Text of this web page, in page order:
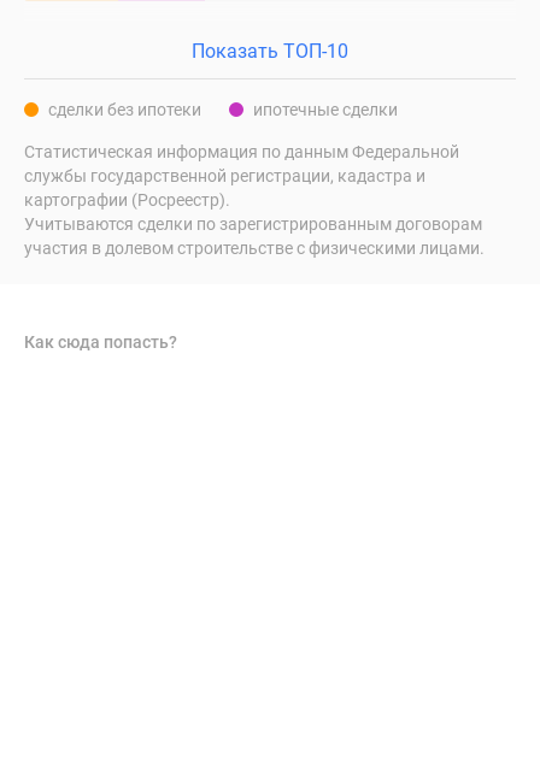
Показать ТОП-10
сделки без ипотеки ипотечные сделки
Статистическая информация по данным Федеральной
службы государственной регистрации, кадастра и
картографии (Росреестр).
Учитываются сделки по зарегистрированным договорам
участия в долевом строительстве с физическими лицами.
Как сюда попасть?